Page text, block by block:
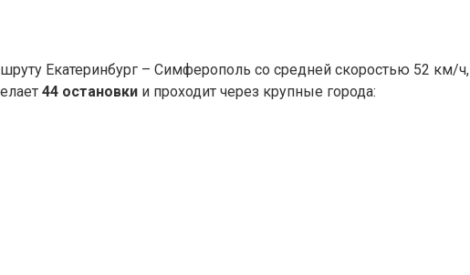
Екатеринбург – Симферополь со средней скоростью 52 км/ч,
44 остановки и проходит через крупные города: